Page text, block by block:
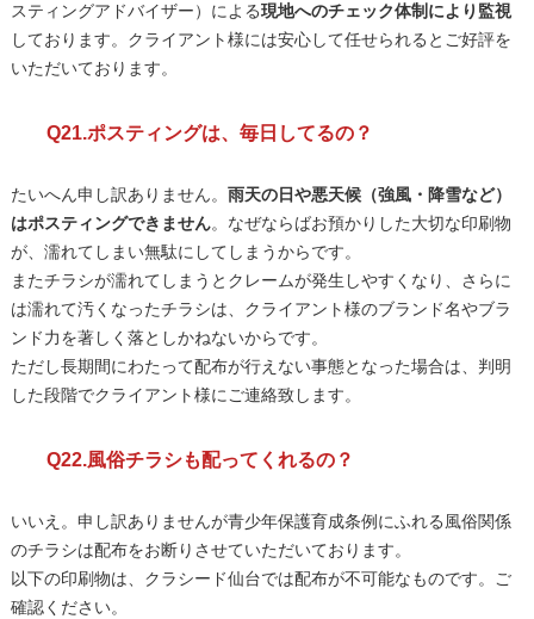
スティングアドバイザー）による現地へのチェック体制により監視
しております。クライアント様には安心して任せられるとご好評を
いただいております。
Q21.ポスティングは、毎日してるの？
たいへん申し訳ありません。 雨天の日や悪天候（強風・降雪など）
はポスティングできません。なぜならばお預かりした大切な印刷物
が、濡れてしまい無駄にしてしまうからです。
またチラシが濡れてしまうとクレームが発生しやすくなり、さらに
は濡れて汚くなったチラシは、クライアント様のブランド名やブラ
ンド力を著しく落としかねないからです。
ただし長期間にわたって配布が行えない事態となった場合は、判明
した段階でクライアント様にご連絡致します。
Q22.風俗チラシも配ってくれるの？
いいえ。申し訳ありませんが青少年保護育成条例にふれる風俗関係
のチラシは配布をお断りさせていただいております。
以下の印刷物は、クラシード仙台では配布が不可能なものです。ご
確認ください。